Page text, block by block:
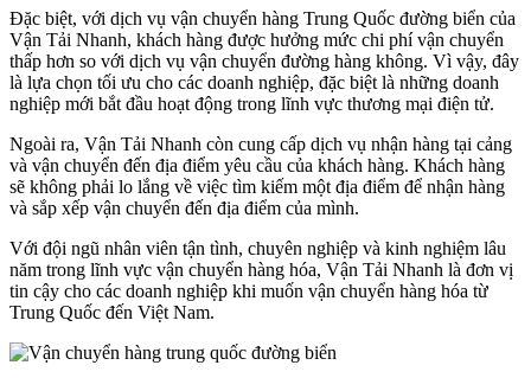
Đặc biệt, với dịch vụ vận chuyển hàng Trung Quốc đường biển của
Vận Tải Nhanh, khách hàng được hưởng mức chi phí vận chuyển
thấp hơn so với dịch vụ vận chuyển đường hàng không. Vì vậy, đây
là lựa chọn tối ưu cho các doanh nghiệp, đặc biệt là những doanh
nghiệp mới bắt đầu hoạt động trong lĩnh vực thương mại điện tử.
Ngoài ra, Vận Tải Nhanh còn cung cấp dịch vụ nhận hàng tại cảng
và vận chuyển đến địa điểm yêu cầu của khách hàng. Khách hàng
sẽ không phải lo lắng về việc tìm kiếm một địa điểm để nhận hàng
và sắp xếp vận chuyển đến địa điểm của mình.
Với đội ngũ nhân viên tận tình, chuyên nghiệp và kinh nghiệm lâu
năm trong lĩnh vực vận chuyển hàng hóa, Vận Tải Nhanh là đơn vị
tin cậy cho các doanh nghiệp khi muốn vận chuyển hàng hóa từ
Trung Quốc đến Việt Nam.